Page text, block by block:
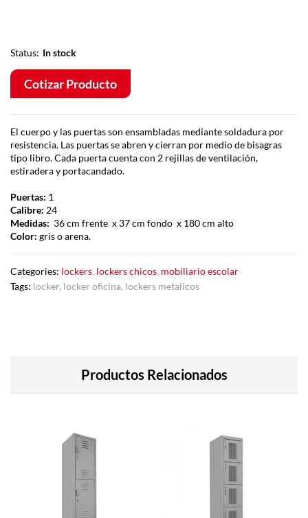
Status: In stock
Cotizar Producto
El cuerpo y las puertas son ensambladas mediante soldadura por
resistencia. Las puertas se abren y cierran por medio de bisagras
tipo libro. Cada puerta cuenta con 2 rejillas de ventilación,
estiradera y portacandado.
Puertas: 1
Calibre: 24
Medidas: 36 cm frente x 37 cm fondo x 180 cm alto
Color: gris o arena.
Categories: lockers, lockers chicos, mobiliario escolar
Tags: locker, locker oficina, lockers metalicos
Productos Relacionados